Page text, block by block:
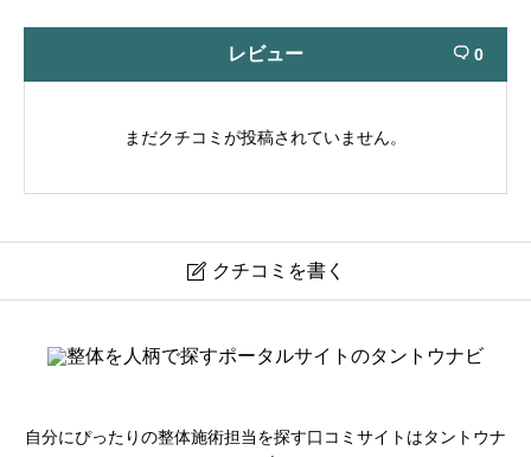
レビュー  0
まだクチコミが投稿されていません。
 クチコミを書く
自分にぴったりの整体施術担当を探す口コミサイトはタントウナ